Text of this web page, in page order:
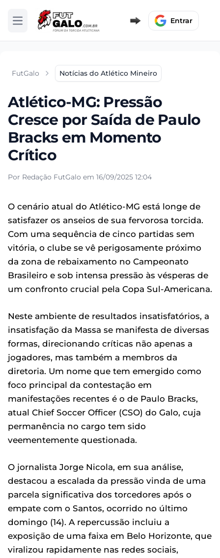
Abrir menu Entrar
FutGalo Notícias do Atlético Mineiro
Atlético-MG: Pressão
Cresce por Saída de Paulo
Bracks em Momento
Crítico
Por Redação FutGalo em 16/09/2025 12:04
O cenário atual do Atlético-MG está longe de
satisfazer os anseios de sua fervorosa torcida.
Com uma sequência de cinco partidas sem
vitória, o clube se vê perigosamente próximo
da zona de rebaixamento no Campeonato
Brasileiro e sob intensa pressão às vésperas de
um confronto crucial pela Copa Sul-Americana.
Neste ambiente de resultados insatisfatórios, a
insatisfação da Massa se manifesta de diversas
formas, direcionando críticas não apenas a
jogadores, mas também a membros da
diretoria. Um nome que tem emergido como
foco principal da contestação em
manifestações recentes é o de Paulo Bracks,
atual Chief Soccer Officer (CSO) do Galo, cuja
permanência no cargo tem sido
veementemente questionada.
O jornalista Jorge Nicola, em sua análise,
destacou a escalada da pressão vinda de uma
parcela significativa dos torcedores após o
empate com o Santos, ocorrido no último
domingo (14). A repercussão incluiu a
exposição de uma faixa em Belo Horizonte, que
viralizou rapidamente nas redes sociais,